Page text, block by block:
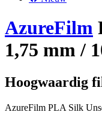
AzureFilm
1,75 mm /
Hoogwaardig
AzureFilm PLA Silk